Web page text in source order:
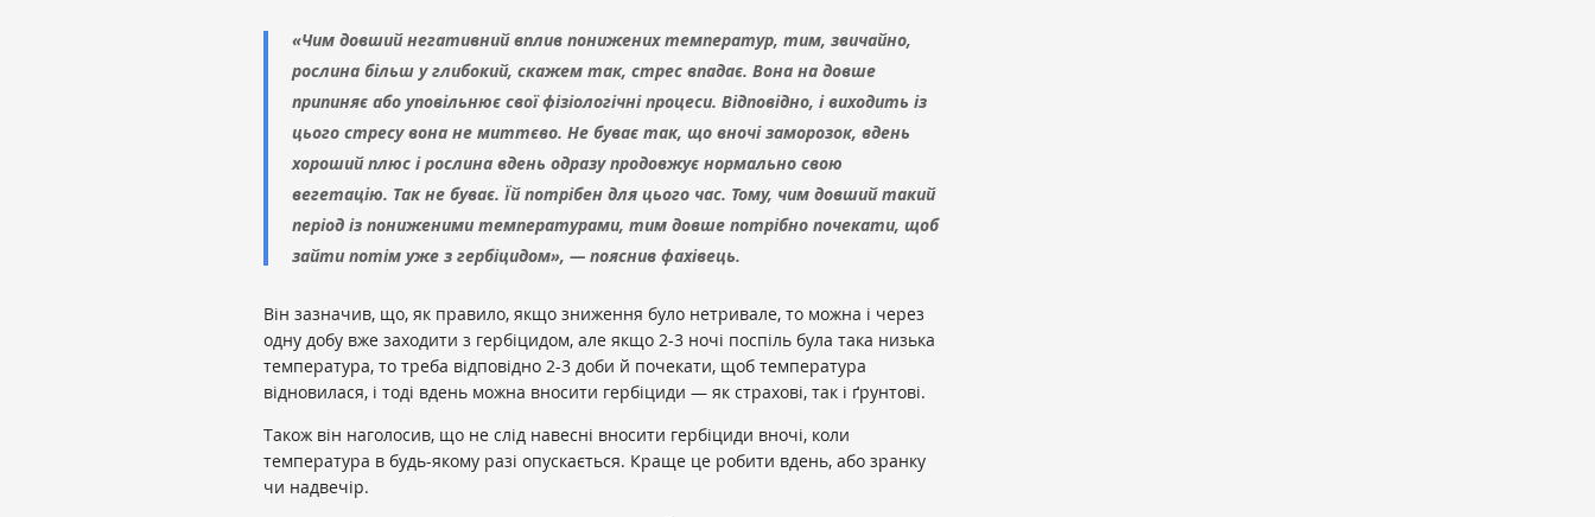
«Чим довший негативний вплив понижених температур, тим, звичайно,
рослина більш у глибокий, скажем так, стрес впадає. Вона на довше
припиняє або уповільнює свої фізіологічні процеси. Відповідно, і виходить із
цього стресу вона не миттєво. Не буває так, що вночі заморозок, вдень
хороший плюс і рослина вдень одразу продовжує нормально свою
вегетацію. Так не буває. Їй потрібен для цього час. Тому, чим довший такий
період із пониженими температурами, тим довше потрібно почекати, щоб
зайти потім уже з гербіцидом», — пояснив фахівець.
Він зазначив, що, як правило, якщо зниження було нетривале, то можна і через
одну добу вже заходити з гербіцидом, але якщо 2-3 ночі поспіль була така низька
температура, то треба відповідно 2-3 доби й почекати, щоб температура
відновилася, і тоді вдень можна вносити гербіциди — як страхові, так і ґрунтові.
Також він наголосив, що не слід навесні вносити гербіциди вночі, коли
температура в будь-якому разі опускається. Краще це робити вдень, або зранку
чи надвечір.